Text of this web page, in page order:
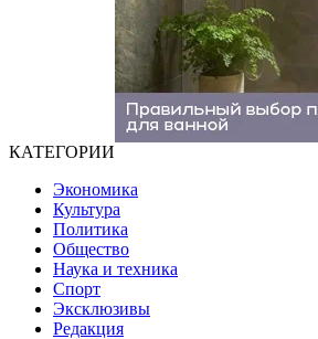
КАТЕГОРИИ
Экономика
Культура
Политика
Общество
Наука и техника
Спорт
Эксклюзивы
Редакция